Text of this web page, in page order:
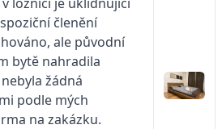
členění
ale původní
bytě nahradila
žádná
podle mých
na zakázku.